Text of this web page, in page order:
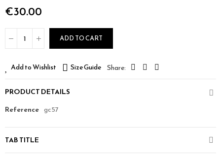
€30.00
ADD TO CART
Add to Wishlist Size Guide
PRODUCT DETAILS
Reference gc57
TAB TITLE